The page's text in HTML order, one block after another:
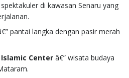
di kawasan Senaru yang
pantai langka dengan pasir merah
Center â€” wisata budaya